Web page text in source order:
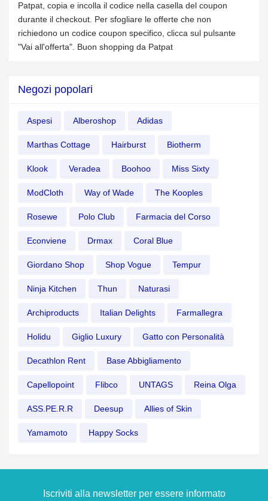
Patpat, copia e incolla il codice nella casella del coupon
durante il checkout. Per sfogliare le offerte che non
richiedono un codice coupon specifico, clicca sul pulsante
"Vai all'offerta". Buon shopping da Patpat
Negozi popolari
Aspesi Alberoshop Adidas
Marthas Cottage Hairburst Biotherm
Klook Veradea Boohoo Miss Sixty
ModCloth Way of Wade The Kooples
Rosewe Polo Club Farmacia del Corso
Econviene Drmax Coral Blue
Giordano Shop Shop Vogue Tempur
Ninja Kitchen Thun Naturasi
Archiproducts Italian Delights Farmallegra
Holidu Giglio Luxury Gatto con Personalità
Decathlon Rent Base Abbigliamento
Capellopoint Flibco UNTAGS Reina Olga
ASS.PE.R.R Deesup Allies of Skin
Yamamoto Happy Socks
Iscriviti alla newsletter per essere informato